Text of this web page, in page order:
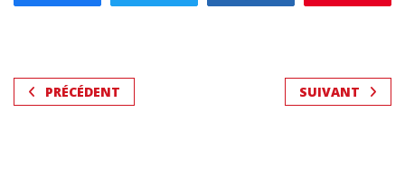
PRÉCÉDENT SUIVANT